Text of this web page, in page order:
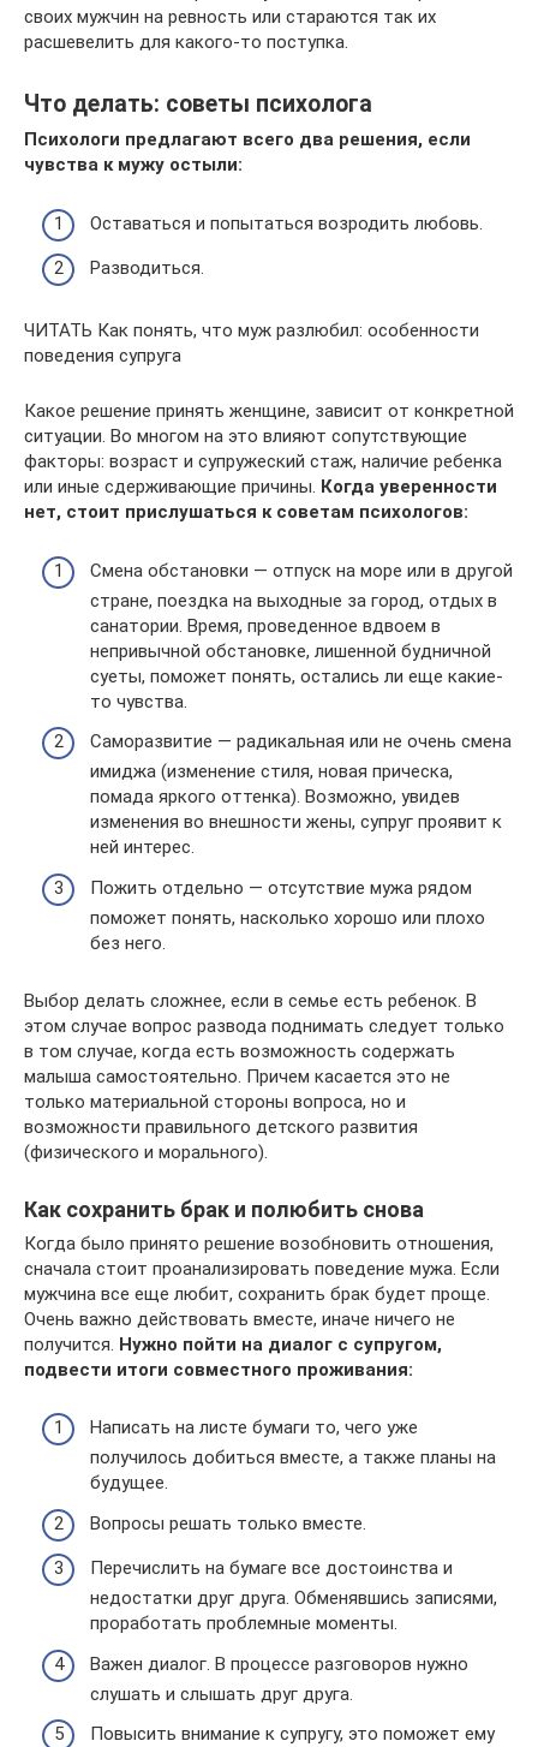
своих мужчин на ревность или стараются так их
расшевелить для какого-то поступка.
Что делать: советы психолога
Психологи предлагают всего два решения, если
чувства к мужу остыли:
Оставаться и попытаться возродить любовь.
Разводиться.
ЧИТАТЬ Как понять, что муж разлюбил: особенности
поведения супруга
Какое решение принять женщине, зависит от конкретной
ситуации. Во многом на это влияют сопутствующие
факторы: возраст и супружеский стаж, наличие ребенка
или иные сдерживающие причины. Когда уверенности
нет, стоит прислушаться к советам психологов:
Смена обстановки — отпуск на море или в другой
стране, поездка на выходные за город, отдых в
санатории. Время, проведенное вдвоем в
непривычной обстановке, лишенной будничной
суеты, поможет понять, остались ли еще какие-
то чувства.
Саморазвитие — радикальная или не очень смена
имиджа (изменение стиля, новая прическа,
помада яркого оттенка). Возможно, увидев
изменения во внешности жены, супруг проявит к
ней интерес.
Пожить отдельно — отсутствие мужа рядом
поможет понять, насколько хорошо или плохо
без него.
Выбор делать сложнее, если в семье есть ребенок. В
этом случае вопрос развода поднимать следует только
в том случае, когда есть возможность содержать
малыша самостоятельно. Причем касается это не
только материальной стороны вопроса, но и
возможности правильного детского развития
(физического и морального).
Как сохранить брак и полюбить снова
Когда было принято решение возобновить отношения,
сначала стоит проанализировать поведение мужа. Если
мужчина все еще любит, сохранить брак будет проще.
Очень важно действовать вместе, иначе ничего не
получится. Нужно пойти на диалог с супругом,
подвести итоги совместного проживания:
Написать на листе бумаги то, чего уже
получилось добиться вместе, а также планы на
будущее.
Вопросы решать только вместе.
Перечислить на бумаге все достоинства и
недостатки друг друга. Обменявшись записями,
проработать проблемные моменты.
Важен диалог. В процессе разговоров нужно
слушать и слышать друг друга.
Повысить внимание к супругу, это поможет ему